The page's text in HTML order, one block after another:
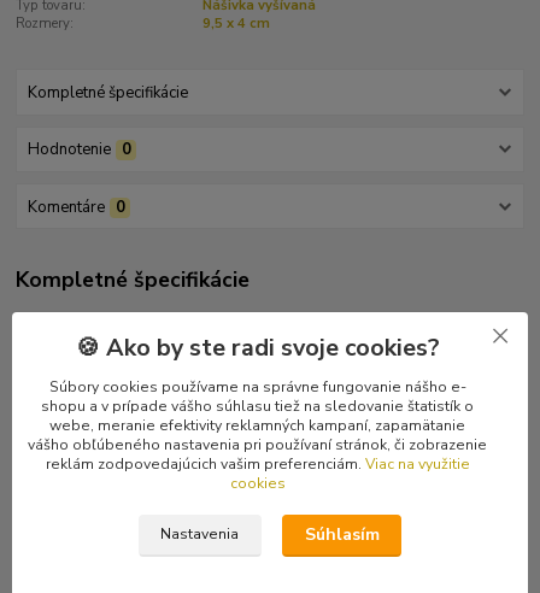
Typ tovaru:
Nášivka vyšívaná
Rozmery:
9,5 x 4 cm
Kompletné špecifikácie
Hodnotenie 0
Komentáre 0
Kompletné špecifikácie
Tovar zaradený v kategóriách
Vyšívané nášivky
🍪 Ako by ste radi svoje cookies?
Súbory cookies používame na správne fungovanie nášho e-
shopu a v prípade vášho súhlasu tiež na sledovanie štatistík o
webe, meranie efektivity reklamných kampaní, zapamätanie
vášho obľúbeného nastavenia pri používaní stránok, či zobrazenie
reklám zodpovedajúcich vašim preferenciám. Viac na využitie
cookies
Nastavenia Súhlasím